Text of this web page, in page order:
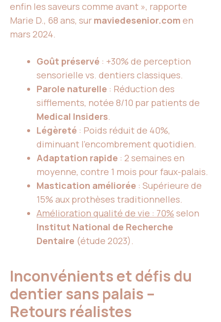
enfin les saveurs comme avant », rapporte
Marie D., 68 ans, sur maviedesenior.com en
mars 2024.
Goût préservé : +30% de perception
sensorielle vs. dentiers classiques.
Parole naturelle : Réduction des
sifflements, notée 8/10 par patients de
Medical Insiders.
Légèreté : Poids réduit de 40%,
diminuant l’encombrement quotidien.
Adaptation rapide : 2 semaines en
moyenne, contre 1 mois pour faux-palais.
Mastication améliorée : Supérieure de
15% aux prothèses traditionnelles.
Amélioration qualité de vie : 70% selon
Institut National de Recherche
Dentaire (étude 2023).
Inconvénients et défis du
dentier sans palais –
Retours réalistes